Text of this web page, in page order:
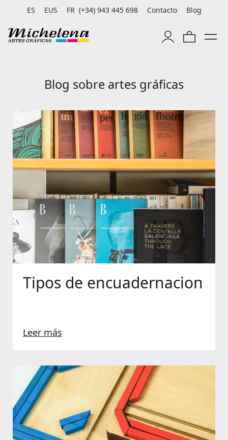
ES EUS FR (+34) 943 445 698 Contacto Blog
Blog sobre artes gráficas
Tipos de encuadernacion
Leer más